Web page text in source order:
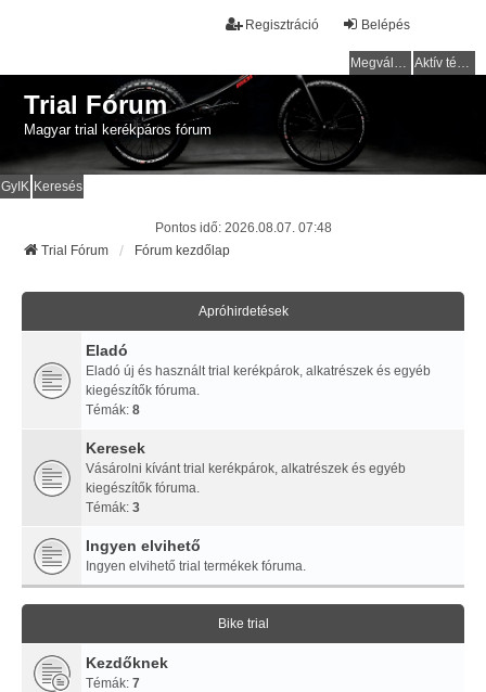
Belépés
Regisztráció
Megválaszolatlan témák Aktív témák
Trial Fórum
Magyar trial kerékpáros fórum
GyIK Keresés
Pontos idő: 2026.08.07. 07:48
Trial Fórum
Fórum kezdőlap
Apróhirdetések
Eladó
Eladó új és használt trial kerékpárok, alkatrészek és egyéb
kiegészítők fóruma.
Témák: 8
Keresek
Vásárolni kívánt trial kerékpárok, alkatrészek és egyéb
kiegészítők fóruma.
Témák: 3
Ingyen elvihető
Ingyen elvihető trial termékek fóruma.
Bike trial
Kezdőknek
Témák: 7